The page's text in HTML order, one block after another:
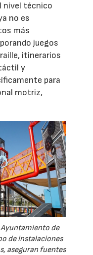
nivel técnico
no es
más
juegos
itinerarios
y
para
motriz,
de
de instalaciones
aseguran fuentes